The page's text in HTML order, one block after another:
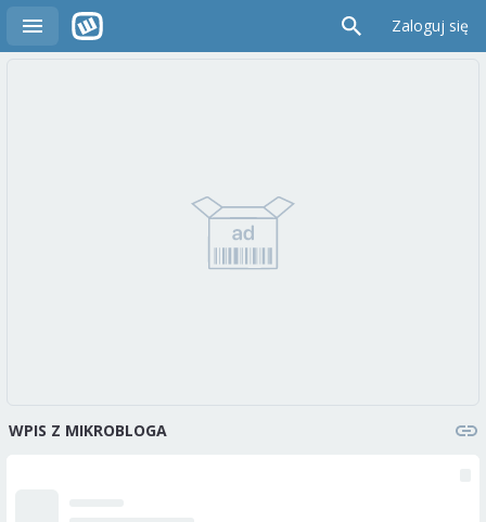
Zaloguj się
WPIS Z MIKROBLOGA